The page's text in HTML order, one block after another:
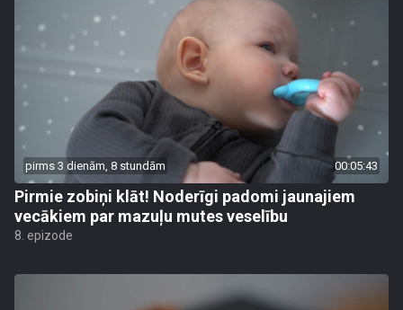
pirms 3 dienām, 8 stundām 00:05:43
Pirmie zobiņi klāt! Noderīgi padomi jaunajiem
vecākiem par mazuļu mutes veselību
8. epizode